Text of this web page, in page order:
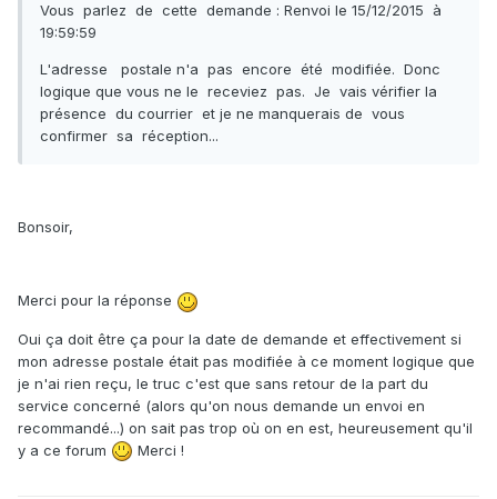
Vous parlez de cette demande : Renvoi le 15/12/2015 à
19:59:59
L'adresse postale n'a pas encore été modifiée. Donc
logique que vous ne le receviez pas. Je vais vérifier la
présence du courrier et je ne manquerais de vous
confirmer sa réception...
Bonsoir,
Merci pour la réponse
Oui ça doit être ça pour la date de demande et effectivement si
mon adresse postale était pas modifiée à ce moment logique que
je n'ai rien reçu, le truc c'est que sans retour de la part du
service concerné (alors qu'on nous demande un envoi en
recommandé...) on sait pas trop où on en est, heureusement qu'il
y a ce forum
Merci !